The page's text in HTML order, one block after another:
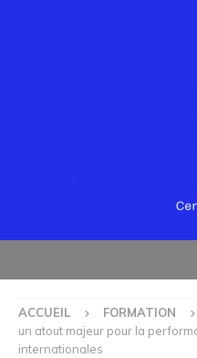
ACCUEIL FORMATION
un atout majeur pour la
internationales